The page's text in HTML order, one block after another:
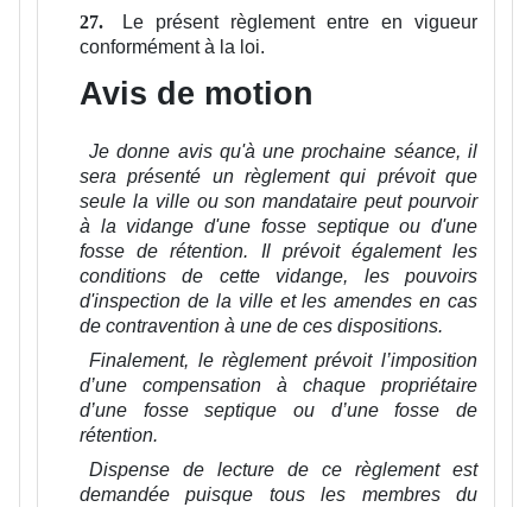
27.
Le présent règlement entre en vigueur
conformément à la loi.
Avis de motion
Je donne avis qu'à une prochaine séance, il
sera présenté un règlement qui prévoit que
seule la ville ou son mandataire peut pourvoir
à la vidange d'une fosse septique ou d'une
fosse de rétention. Il prévoit également les
conditions de cette vidange, les pouvoirs
d'inspection de la ville et les amendes en cas
de contravention à une de ces dispositions.
Finalement, le règlement prévoit l’imposition
d’une compensation à chaque propriétaire
d’une fosse septique ou d’une fosse de
rétention.
Dispense de lecture de ce règlement est
demandée puisque tous les membres du